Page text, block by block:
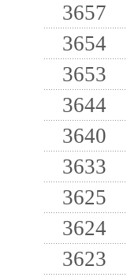
3657
3654
3653
3644
3640
3633
3625
3624
3623